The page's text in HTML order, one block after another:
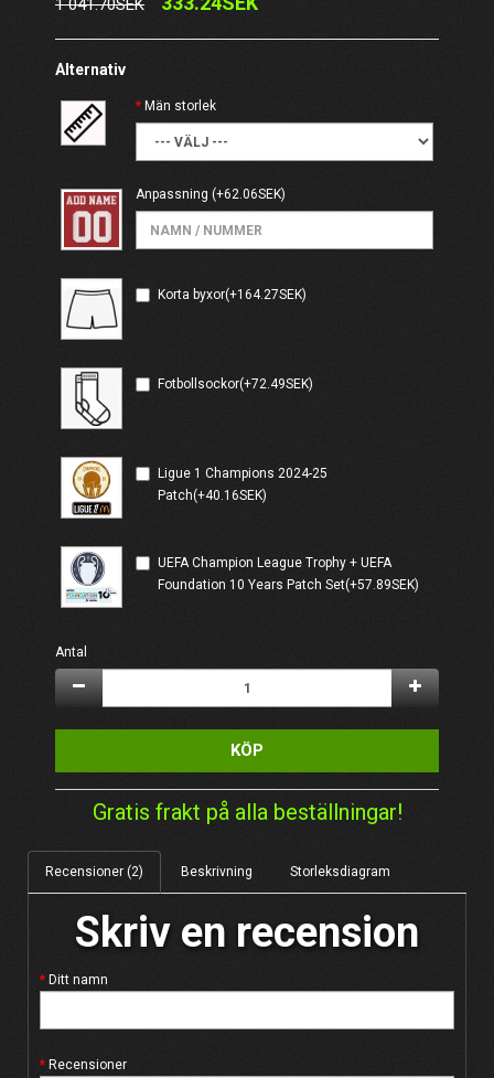
1 041.70SEK
Alternativ
Män storlek
Anpassning (+62.06SEK)
Korta byxor(+164.27SEK)
Fotbollsockor(+72.49SEK)
Ligue 1 Champions 2024-25
Patch(+40.16SEK)
UEFA Champion League Trophy + UEFA
Foundation 10 Years Patch Set(+57.89SEK)
Antal
KÖP
Gratis frakt på alla beställningar!
Recensioner (2) Beskrivning Storleksdiagram
Skriv en recension
Ditt namn
Recensioner